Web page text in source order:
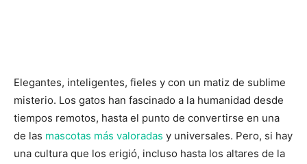
Elegantes, inteligentes, fieles y con un matiz de sublime
misterio. Los gatos han fascinado a la humanidad desde
tiempos remotos, hasta el punto de convertirse en una
de las mascotas más valoradas y universales. Pero, si hay
una cultura que los erigió, incluso hasta los altares de la